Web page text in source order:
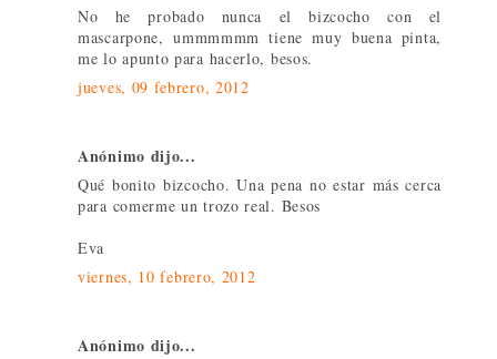
No he probado nunca el bizcocho con el
mascarpone, ummmmmm tiene muy buena pinta,
me lo apunto para hacerlo, besos.
jueves, 09 febrero, 2012
Anónimo dijo...
Qué bonito bizcocho. Una pena no estar más cerca
para comerme un trozo real. Besos
Eva
viernes, 10 febrero, 2012
Anónimo dijo...